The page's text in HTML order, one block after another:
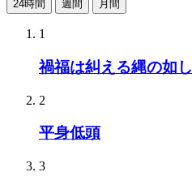
24時間 週間 月間
1
禍福は糾える縄の如し
2
平身低頭
3